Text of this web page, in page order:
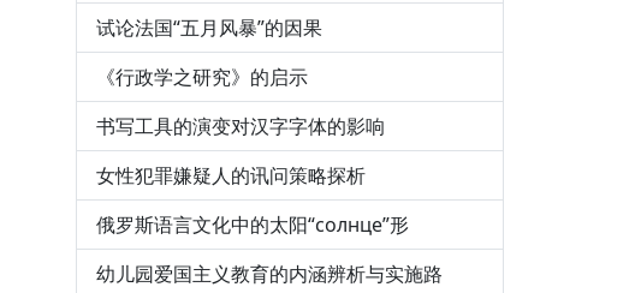
试论法国“五月风暴”的因果
《行政学之研究》的启示
书写工具的演变对汉字字体的影响
女性犯罪嫌疑人的讯问策略探析
俄罗斯语言文化中的太阳“солнце”形
幼儿园爱国主义教育的内涵辨析与实施路